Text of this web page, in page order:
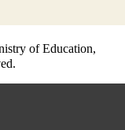
of Education,